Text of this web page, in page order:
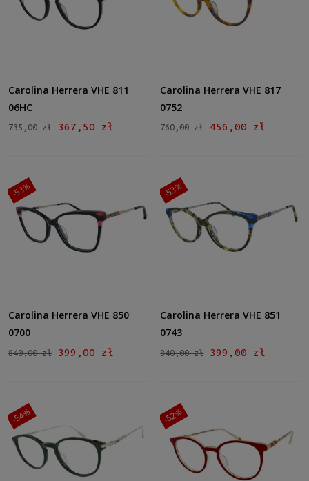
Carolina Herrera VHE 811
06HC
735,00 zł 367,50 zł
Carolina Herrera VHE 817
0752
760,00 zł 456,00 zł
Carolina Herrera VHE 850
0700
840,00 zł 399,00 zł
-53%
Carolina Herrera VHE 851
0743
840,00 zł 399,00 zł
-53%
-54% -52%